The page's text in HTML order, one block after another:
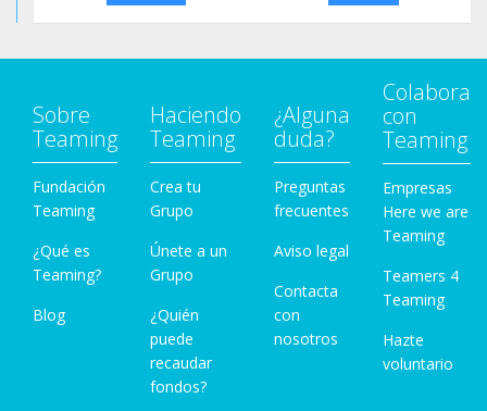
Sobre
Teaming
Fundación
Teaming
¿Qué es
Teaming?
Blog
Haciendo
Teaming
Crea tu
Grupo
Únete a un
Grupo
¿Quién
puede
recaudar
fondos?
¿Alguna
duda?
Preguntas
frecuentes
Aviso legal
Contacta
con
nosotros
Colabora
con
Teaming
Empresas
Here we are
Teaming
Teamers 4
Teaming
Hazte
voluntario